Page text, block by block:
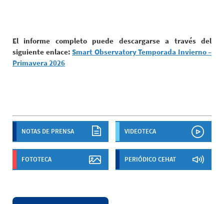
NOTAS DE PRENSA VIDEOTECA
FOTOTECA PERIÓDICO CEHAT
El informe completo puede descargarse a través del
siguiente enlace: Smart Observatory Temporada Invierno –
Primavera 2026